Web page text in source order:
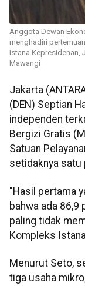
Anggota Dewan
menghadiri
Istana Kepresidenan,
Mawangi
Jakarta
(DEN) Septian
independen
Bergizi Gratis
Satuan
setidaknya satu
"Hasil pertama
bahwa ada 86,9
paling tidak
Kompleks
Menurut Seto,
tiga usaha